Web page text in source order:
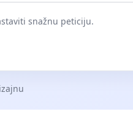
snažnu peticiju.